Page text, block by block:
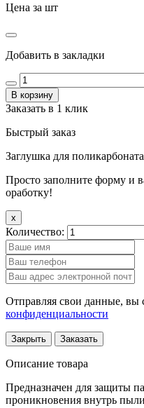
Цена за шт
Добавить в закладки
В корзину
Заказать в 1 клик
Быстрый заказ
Заглушка для
Просто заполните форму и
оработку!
x
Количество:
Отправляя свои данные, вы
конфиденциальности
Закрыть Заказать
Описание товара
Предназначен для защиты
проникновения внутрь